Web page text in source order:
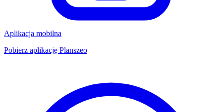
Aplikacja mobilna
Pobierz aplikację Planszeo